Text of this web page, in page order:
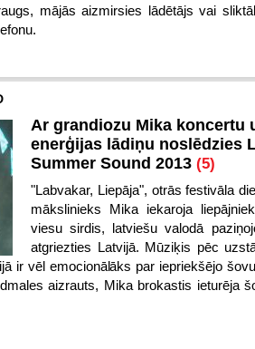
mājās aizmirsies lādētājs vai
Ar grandiozu Mika koncertu
enerģijas lādiņu noslēdzies
Summer Sound 2013 (5)
"Labvakar, Liepāja", otrās festivāla
mākslinieks Mika iekaroja
viesu sirdis, latviešu valodā
atgriezties Latvijā. Mūziķis pēc
ir vēl emocionālāks par iepriekšējo
aizrauts, Mika brokastis ieturēja